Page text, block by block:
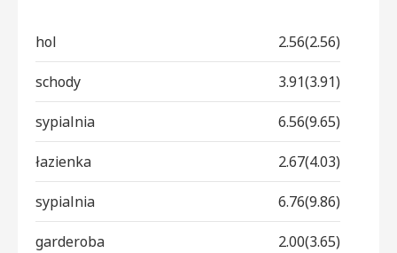
hol 2.56(2.56)
schody 3.91(3.91)
sypialnia 6.56(9.65)
łazienka 2.67(4.03)
sypialnia 6.76(9.86)
garderoba 2.00(3.65)